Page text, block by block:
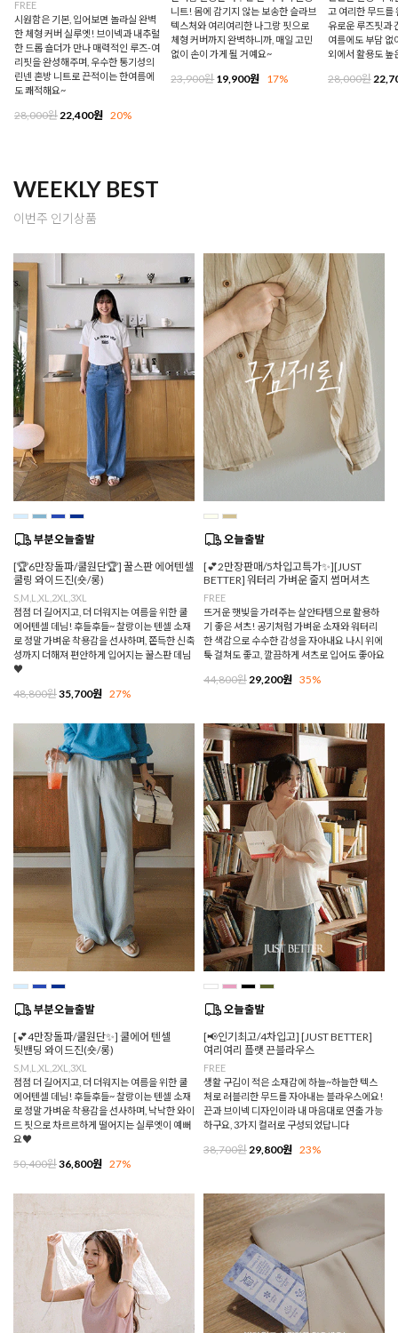
FREE
시원함은 기본, 입어보면 놀라실 완벽
한 체형 커버 실루엣! 브이넥과 내추럴
한 드롭 숄더가 만나 매력적인 루즈-여
리핏을 완성해주며, 우수한 통기성의
린넨 혼방 니트로 끈적이는 한여름에
도 쾌적해요~
28,000원22,400원 20%
니트! 몸에 감기지 않는 보송한 슬라브
텍스처와 여리여리한 나그랑 핏으로
체형 커버까지 완벽하니까, 매일 고민
없이 손이 가게 될 거예요~
23,900원19,900원 17%
고 여리한 무드를
유로운 루즈핏과
여름에도 부담 없
외에서 활용도 높
28,000원
WEEKLY BEST
이번주 인기상품
[🏆6만장돌파/쿨원단🏆] 꿀스판 에어텐셀
쿨링 와이드진(숏/롱)
S,M,L,XL,2XL,3XL
점점 더 길어지고, 더 더워지는 여름을 위한 쿨
에어텐셀 데님! 후들후들~ 찰랑이는 텐셀 소재
로 정말 가벼운 착용감을 선사하며, 쫀득한 신축
성까지 더해져 편안하게 입어지는 꿀스판 데님
♥
48,800원35,700원 27%
[💕2만장판매/5차입고특가✨][JUST
BETTER] 워터리 가벼운 줄지 썸머셔츠
FREE
뜨거운 햇빛을 가려주는 살안타템으로 활용하
기 좋은 셔츠! 공기처럼 가벼운 소재와 워터리
한 색감으로 수수한 감성을 자아내요 나시 위에
툭 걸쳐도 좋고, 깔끔하게 셔츠로 입어도 좋아요
44,800원29,200원 35%
[💕4만장돌파/쿨원단✨] 쿨에어 텐셀
뒷밴딩 와이드진(숏/롱)
S,M,L,XL,2XL,3XL
점점 더 길어지고, 더 더워지는 여름을 위한 쿨
에어텐셀 데님! 후들후들~ 찰랑이는 텐셀 소재
로 정말 가벼운 착용감을 선사하며, 낙낙한 와이
드 핏으로 차르르하게 떨어지는 실루엣이 예뻐
요♥
50,400원36,800원 27%
[📢인기최고/4차입고] [JUST BETTER]
여리여리 플랫 끈블라우스
FREE
생활 구김이 적은 소재감에 하늘~하늘한 텍스
처로 러블리한 무드를 자아내는 블라우스에요!
끈과 브이넥 디자인이라 내 마음대로 연출 가능
하구요, 3가지 컬러로 구성되었답니다
38,700원 29,800원 23%